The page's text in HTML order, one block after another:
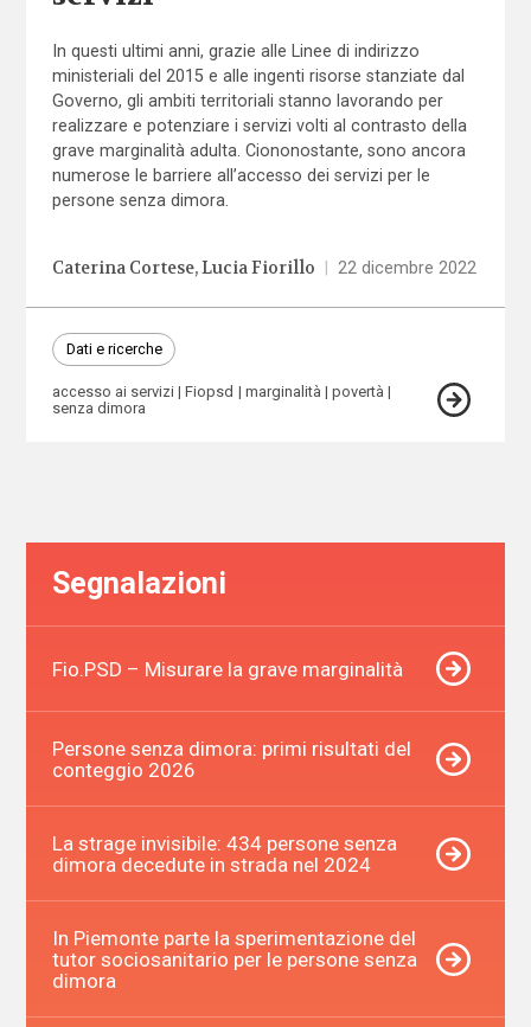
In questi ultimi anni, grazie alle Linee di indirizzo
ministeriali del 2015 e alle ingenti risorse stanziate dal
Governo, gli ambiti territoriali stanno lavorando per
realizzare e potenziare i servizi volti al contrasto della
grave marginalità adulta. Ciononostante, sono ancora
numerose le barriere all’accesso dei servizi per le
persone senza dimora.
Caterina Cortese Lucia Fiorillo 22 dicembre 2022
Dati e ricerche
accesso ai servizi Fiopsd marginalità
povertà
senza dimora
Segnalazioni
Fio.PSD – Misurare la grave marginalità
Persone senza dimora: primi risultati del
conteggio 2026
La strage invisibile: 434 persone senza
dimora decedute in strada nel 2024
In Piemonte parte la sperimentazione del
tutor sociosanitario per le persone senza
dimora